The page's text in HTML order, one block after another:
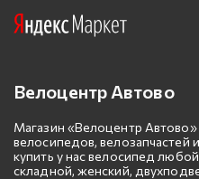
Велоцентр Автово
Магазин «Велоцентр
велосипедов, велозапчастей
купить у нас велосипед
складной, женский,